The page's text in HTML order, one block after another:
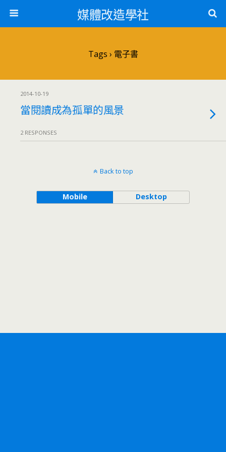
媒體改造學社
Tags › 電子書
2014-10-19
當閱讀成為孤單的風景
2 RESPONSES
Back to top
Mobile Desktop